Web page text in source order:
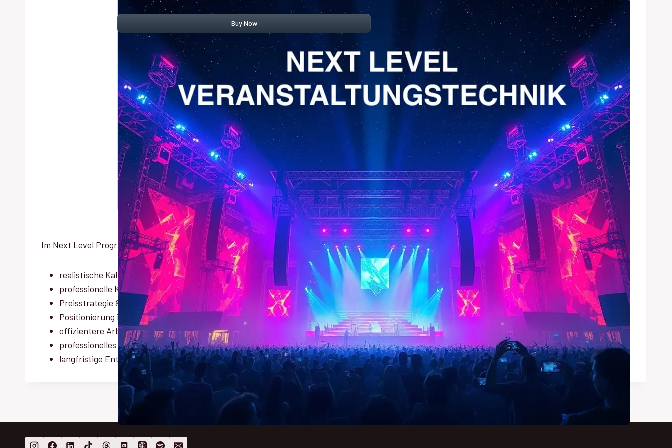
Buy Now
Im Next Level Programm lernst du unter anderem:
realistische Kalkulationen
professionelle Kundenkommunikation
Preisstrategie & Tagessätze
Positionierung in der Branche
effizientere Arbeitsabläufe
professionelles Auftreten gegenüber Kunden und Crews
langfristige Entwicklung statt kurzfristiger Job-Hopping-Mentalität